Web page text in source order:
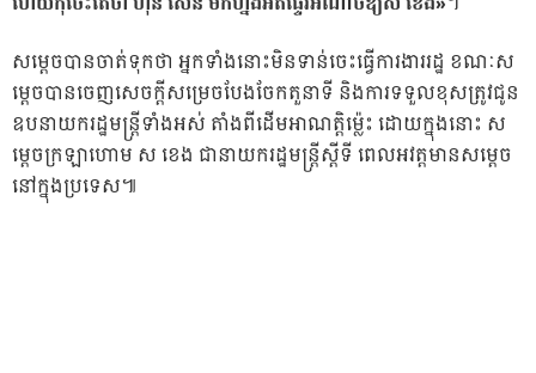
សម្តេចបានចាត់ទុកថា អ្នកទាំងនោះមិនទាន់ចេះធ្វើការងាររដ្ឋ ខណៈស
ម្តេចបានចេញសេចក្តីសម្រេចបែងចែកតួនាទី និងការទទួលខុសត្រូវជូន
ឧបនាយករដ្ឋមន្ត្រីទាំងអស់ តាំងពីដើមអាណត្តិម្ល៉េះ ដោយក្នុងនោះ ស
ម្តេចក្រឡាហោម ស ខេង ជានាយករដ្ឋមន្ត្រីស្តីទី ពេលអវត្តមានសម្តេច
នៅក្នុងប្រទេស៕